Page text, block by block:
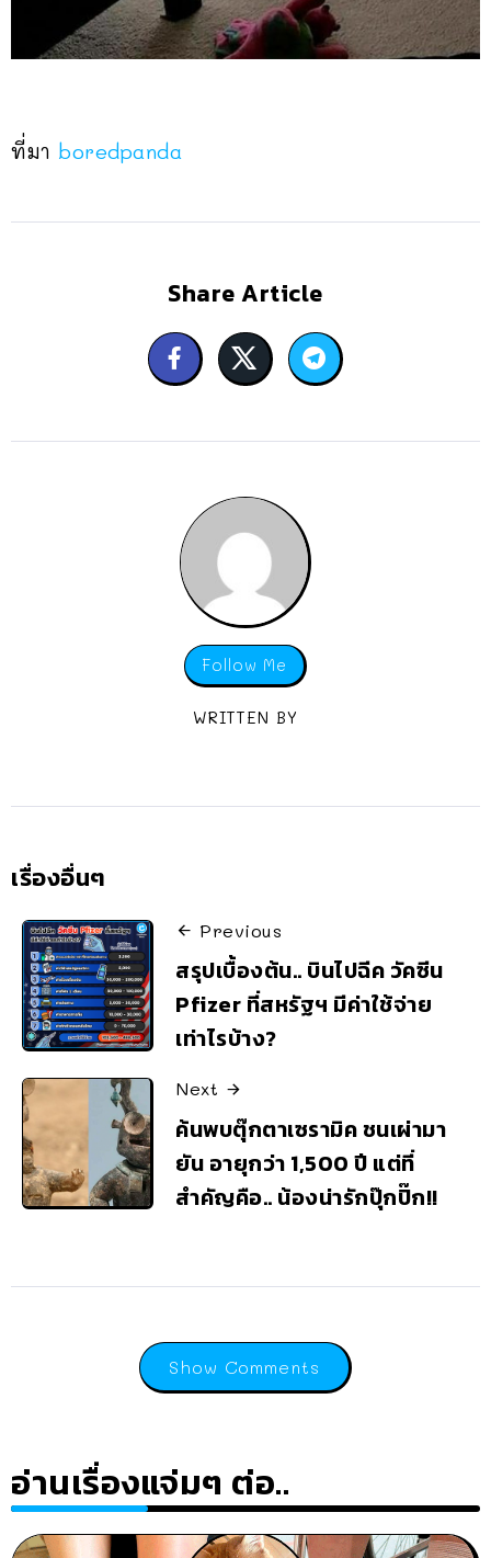
ที่มา boredpanda
Share Article
Follow Me
WRITTEN BY
เรื่องอื่นๆ
Previous
สรุปเบื้องต้น.. บินไปฉีค วัคซีน
Pfizer ที่สหรัฐฯ มีค่าใช้จ่าย
เท่าไรบ้าง?
Next
ค้นพบตุ๊กตาเซรามิค ชนเผ่ามา
ยัน อายุกว่า 1,500 ปี แต่ที่
สำคัญคือ.. น้องน่ารักปุ๊กปิ๊ก!!
Show Comments
อ่านเรื่องแจ่มๆ ต่อ..